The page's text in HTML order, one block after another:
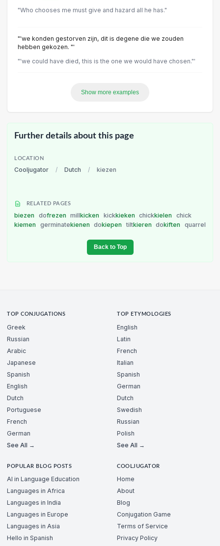
"Who chooses me must give and hazard all he has."
"'we konden gestorven zijn, dit is degene die we zouden
hebben gekozen. "'
"'we could have died, this is the one we would have chosen."'
Show more examples
Further details about this page
LOCATION
Cooljugator / Dutch / kiezen
RELATED PAGES
biezen dofrezen millkicken kickkieken chickkielen
chick
kiemen
germinatekienen dokiepen tiltkieren dokiften quarrel
Back to Top
TOP CONJUGATIONS
Greek
Russian
Arabic
Japanese
Spanish
English
Dutch
Portuguese
French
German
See All →
TOP ETYMOLOGIES
English
Latin
French
Italian
Spanish
German
Dutch
Swedish
Russian
Polish
See All →
POPULAR BLOG POSTS
AI in Language Education
Languages in Africa
Languages in India
Languages in Europe
Languages in Asia
Hello in Spanish
COOLJUGATOR
Home
About
Blog
Conjugation Game
Terms of Service
Privacy Policy